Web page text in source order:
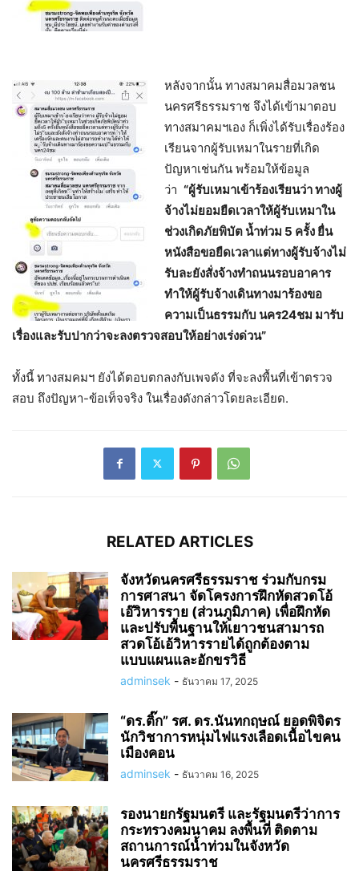
หลังจากนั้น ทางสมาคมสื่อมวลชน
นครศรีธรรมราช จึงได้เข้ามาตอบ
ทางสมาคมฯเอง ก็เพิ่งได้รับเรื่องร้อง
เรียนจากผู้รับเหมาในรายที่เกิด
ปัญหาเช่นกัน พร้อมให้ข้อมูล
ว่า “ผู้รับเหมาเข้าร้องเรียนว่า ทางผู้
จ้างไม่ยอมยืดเวลาให้ผู้รับเหมาใน
ช่วงเกิดภัยพิบัต น้ำท่วม 5 ครั้ง ยื่น
หนังสือขอยืดเวลาแต่ทางผู้รับจ้างไม่
รับละยังสั่งจ้างทำถนนรอบอาคาร
ทำให้ผู้รับจ้างเดินทางมาร้องขอ
ความเป็นธรรมกับ นคร24ชม มารับ
เรื่องและรับปากว่าจะลงตรวจสอบให้อย่างเร่งด่วน”
ทั้งนี้ ทางสมคมฯ ยังได้ตอบตกลงกับเพจดัง ที่จะลงพื้นที่เข้าตรวจ
สอบ ถึงปัญหา-ข้อเท็จจริง ในเรื่องดังกล่าวโดยละเอียด.
RELATED ARTICLES
จังหวัดนครศรีธรรมราช ร่วมกับกรม
การศาสนา จัดโครงการฝึกหัดสวดโอ้
เอ๊วิหารราย (ส่วนภูมิภาค) เพื่อฝึกหัด
และปรับพื้นฐานให้เยาวชนสามารถ
สวดโอ้เอ้วิหารรายได้ถูกต้องตาม
แบบแผนและอักขรวิธี
adminsek - ธันวาคม 17, 2025
“ดร.ติ๊ก” รศ. ดร.นันทกฤษณ์ ยอดพิจิตร
นักวิชาการหนุ่มไฟแรงเลือดเนื้อไขคน
เมืองคอน
adminsek - ธันวาคม 16, 2025
รองนายกรัฐมนตรี และรัฐมนตรีว่าการ
กระทรวงคมนาคม ลงพื้นที่ ติดตาม
สถานการณ์น้ำท่วมในจังหวัด
นครศรีธรรมราช